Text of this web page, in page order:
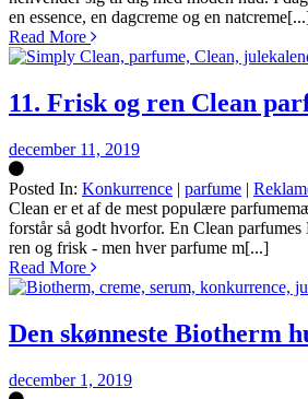
en essence, en dagcreme og en
Read More
11. Frisk og ren Clean
december 11, 2019
Posted In: Konkurrence | parfume |
Silke
Clean er et af de mest populære
forstår så godt hvorfor. En Clean
ren og frisk - men hver parfume m[...]
Read More
Den skønneste Biotherm
december 1, 2019